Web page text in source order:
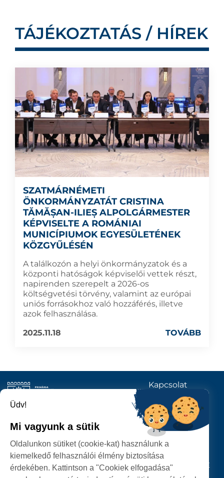
TÁJÉKOZTATÁS / HÍREK
SZATMÁRNÉMETI
ÖNKORMÁNYZATÁT CRISTINA
TĂMĂȘAN-ILIEȘ ALPOLGÁRMESTER
KÉPVISELTE A ROMÁNIAI
MUNICÍPIUMOK EGYESÜLETÉNEK
KÖZGYŰLÉSÉN
A találkozón a helyi önkormányzatok és a
központi hatóságok képviselői vettek részt,
napirenden szerepelt a 2026-os
költségvetési törvény, valamint az európai
uniós forrásokhoz való hozzáférés, illetve
azok felhasználása.
2025.11.18
TOVÁBB
SZATMÁRNÉMETI
POLGÁRMESTERI HIVATAL
P-ȚA 25 OCTOMBRIE, NR. 1 CORP M, 440026 SATU MARE
Kapcsolat
KÖVESSENEK
Üdv!
Mi vagyunk a sütik
Oldalunkon sütiket (cookie-kat) használunk a
kiemelkedő felhasználói élmény biztosítása
érdekében. Kattintson a "Cookiek elfogadása"